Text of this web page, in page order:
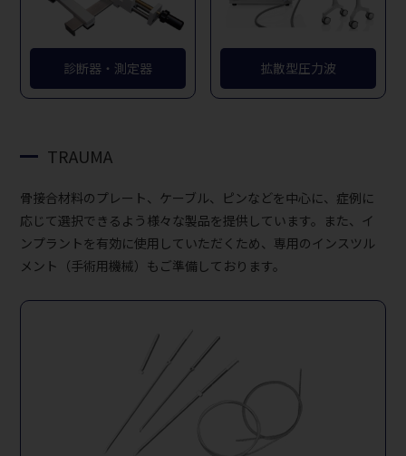
診断器・測定器 拡散型圧力波
TRAUMA
骨接合材料のプレート、ケーブル、ピンなどを中心に、症例に
応じて選択できるよう様々な製品を提供しています。また、イ
ンプラントを有効に使用していただくため、専用のインスツル
メント（手術用機械）もご準備しております。